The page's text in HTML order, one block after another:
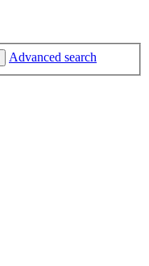
Advanced search